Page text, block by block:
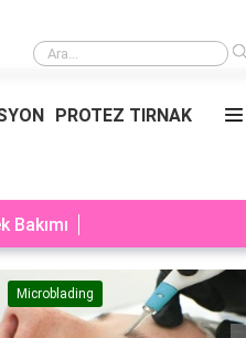
tıbbi kullanım alanları nelerdir?
PROTEZ TIRNAK
Bakımı
Microblading